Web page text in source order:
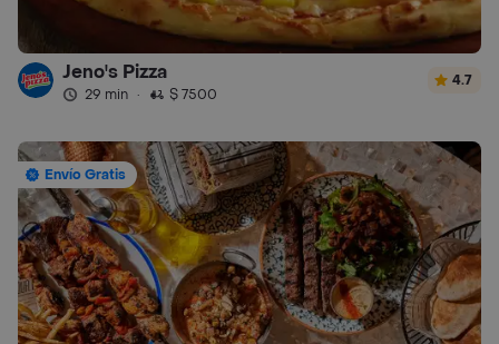
Jeno's Pizza
29 min · $ 7500
4.7
Envío Gratis